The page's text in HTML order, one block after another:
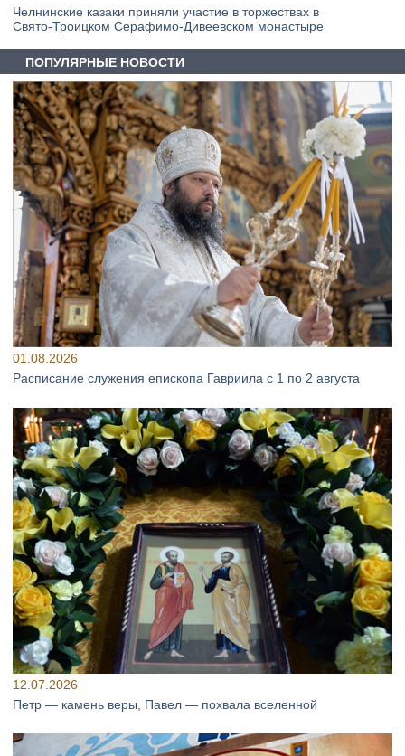
Челнинские казаки приняли участие в торжествах в
Свято‑Троицком Серафимо‑Дивеевском монастыре
ПОПУЛЯРНЫЕ НОВОСТИ
01.08.2026
Расписание служения епископа Гавриила с 1 по 2 августа
12.07.2026
Петр — камень веры, Павел — похвала вселенной